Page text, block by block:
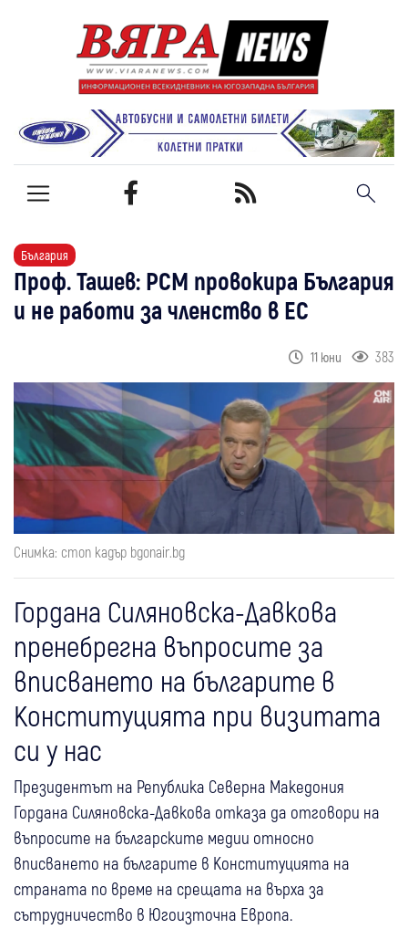
България
Проф. Ташев: РСМ провокира България
и не работи за членство в ЕС
11 юни 383
Снимка: стоп кадър bgonair.bg
Гордана Силяновска-Давкова
пренебрегна въпросите за
вписването на българите в
Конституцията при визитата
си у нас
Президентът на Република Северна Македония
Гордана Силяновска-Давкова отказа да отговори на
въпросите на българските медии относно
вписването на българите в Конституцията на
страната по време на срещата на върха за
сътрудничество в Югоизточна Европа.